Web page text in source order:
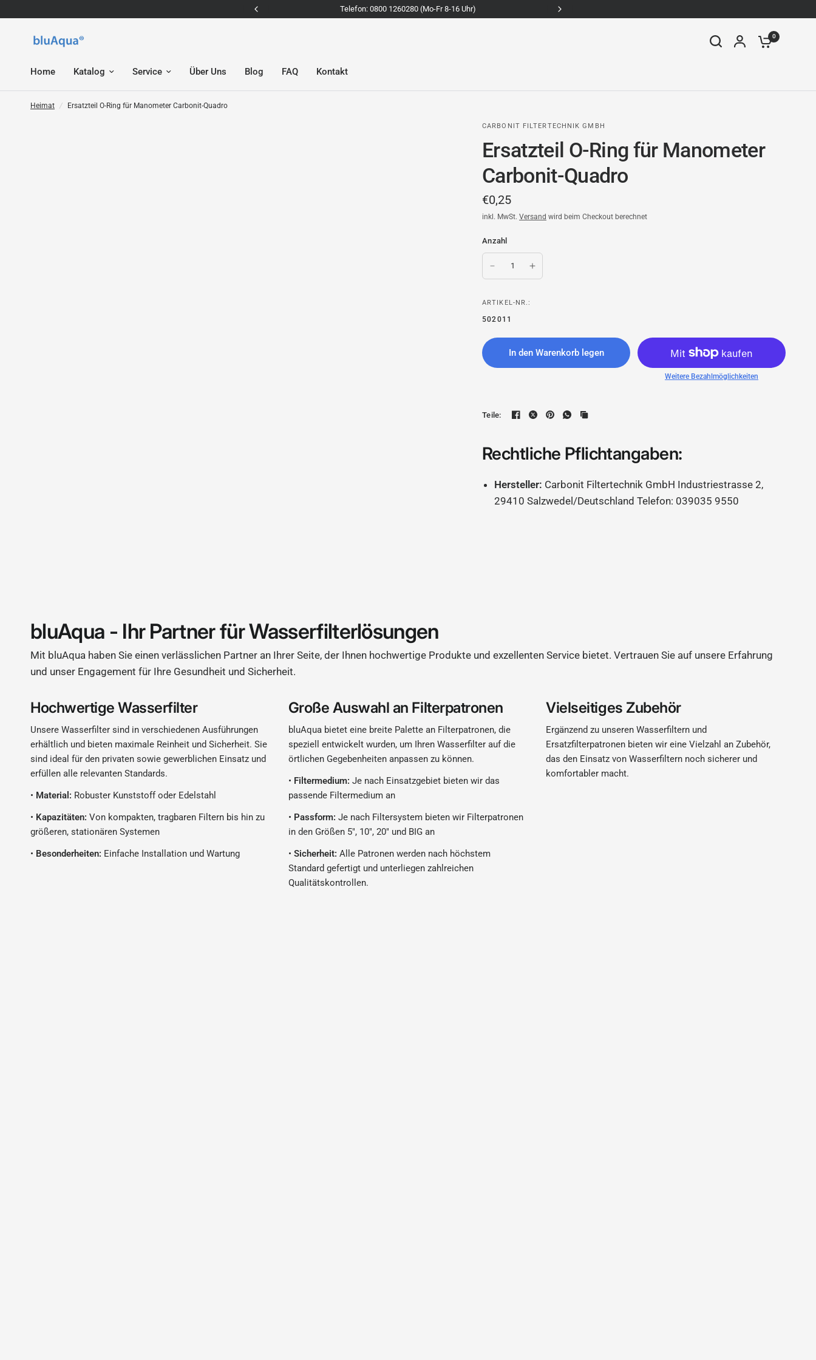
Telefon: 0800 1260280 (Mo-Fr 8-16 Uhr)
0
Home Katalog Service Über Uns Blog FAQ Kontakt
Heimat / Ersatzteil O-Ring für Manometer Carbonit-Quadro
CARBONIT FILTERTECHNIK GMBH
Ersatzteil O-Ring für Manometer
Carbonit-Quadro
€0,25
inkl. MwSt. Versand wird beim Checkout berechnet
Anzahl
ARTIKEL-NR.:
502011
In den Warenkorb legen
Weitere Bezahlmöglichkeiten
Teile:
Rechtliche Pflichtangaben:
Hersteller: Carbonit Filtertechnik GmbH Industriestrasse 2,
29410 Salzwedel/Deutschland Telefon: 039035 9550
bluAqua - Ihr Partner für Wasserfilterlösungen
Mit bluAqua haben Sie einen verlässlichen Partner an Ihrer Seite, der Ihnen hochwertige Produkte und exzellenten Service bietet. Vertrauen Sie auf unsere Erfahrung
und unser Engagement für Ihre Gesundheit und Sicherheit.
Hochwertige Wasserfilter
Unsere Wasserfilter sind in verschiedenen Ausführungen
erhältlich und bieten maximale Reinheit und Sicherheit. Sie
sind ideal für den privaten sowie gewerblichen Einsatz und
erfüllen alle relevanten Standards.
• Material: Robuster Kunststoff oder Edelstahl
• Kapazitäten: Von kompakten, tragbaren Filtern bis hin zu
größeren, stationären Systemen
• Besonderheiten: Einfache Installation und Wartung
Große Auswahl an Filterpatronen
bluAqua bietet eine breite Palette an Filterpatronen, die
speziell entwickelt wurden, um Ihren Wasserfilter auf die
örtlichen Gegebenheiten anpassen zu können.
• Filtermedium: Je nach Einsatzgebiet bieten wir das
passende Filtermedium an
• Passform: Je nach Filtersystem bieten wir Filterpatronen
in den Größen 5", 10", 20" und BIG an
• Sicherheit: Alle Patronen werden nach höchstem
Standard gefertigt und unterliegen zahlreichen
Qualitätskontrollen.
Vielseitiges Zubehör
Ergänzend zu unseren Wasserfiltern und
Ersatzfilterpatronen bieten wir eine Vielzahl an Zubehör,
das den Einsatz von Wasserfiltern noch sicherer und
komfortabler macht.